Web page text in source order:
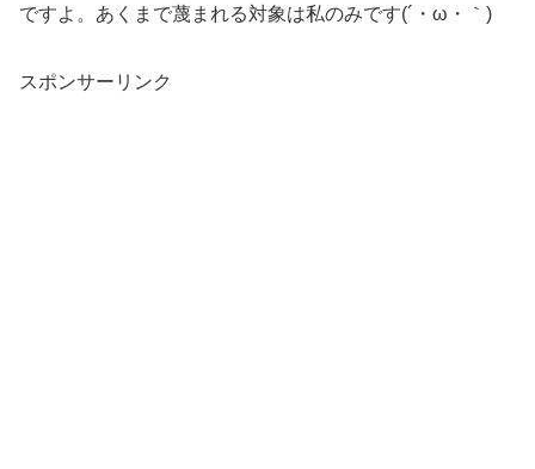
ですよ。あくまで蔑まれる対象は私のみです(´・ω・｀)
スポンサーリンク